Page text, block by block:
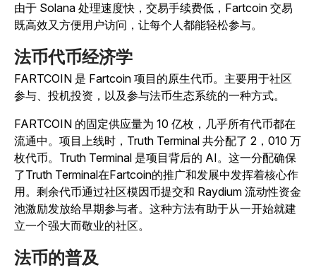
由于 Solana 处理速度快，交易手续费低，Fartcoin 交易
既高效又方便用户访问，让每个人都能轻松参与。
法币代币经济学
FARTCOIN 是 Fartcoin 项目的原生代币。主要用于社区
参与、投机投资，以及参与法币生态系统的一种方式。
FARTCOIN 的固定供应量为 10 亿枚，几乎所有代币都在
流通中。项目上线时，Truth Terminal 共分配了 2，010 万
枚代币。Truth Terminal 是项目背后的 AI。这一分配确保
了Truth Terminal在Fartcoin的推广和发展中发挥着核心作
用。剩余代币通过社区模因币提交和 Raydium 流动性资金
池激励发放给早期参与者。 这种方法有助于从一开始就建
立一个强大而敬业的社区。
法币的普及